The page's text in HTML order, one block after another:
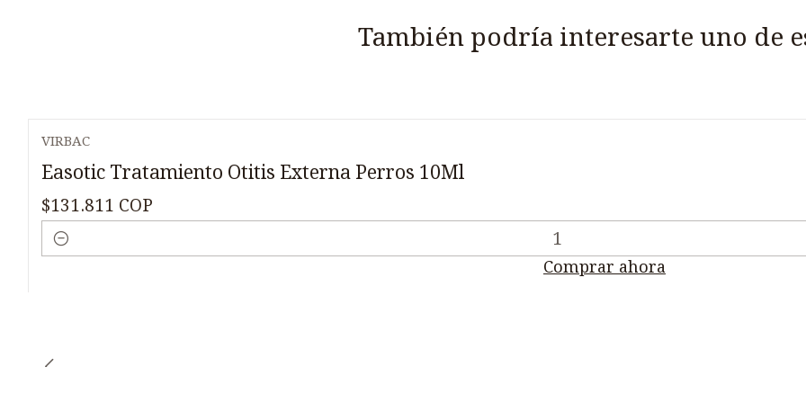
También podría interesarte uno de
VIRBAC
Easotic Tratamiento Otitis Externa Perros 10Ml
$131.811 COP
Cantidad
Comprar ahora